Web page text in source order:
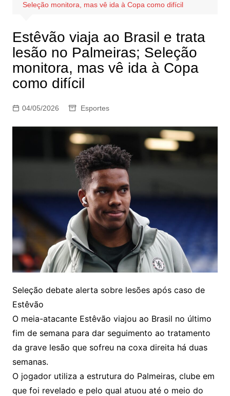
Seleção monitora, mas vê ida à Copa como difícil
Estêvão viaja ao Brasil e trata
lesão no Palmeiras; Seleção
monitora, mas vê ida à Copa
como difícil
04/05/2026 Esportes
Seleção debate alerta sobre lesões após caso de
Estêvão
O meia-atacante Estêvão viajou ao Brasil no último
fim de semana para dar seguimento ao tratamento
da grave lesão que sofreu na coxa direita há duas
semanas.
O jogador utiliza a estrutura do Palmeiras, clube em
que foi revelado e pelo qual atuou até o meio do